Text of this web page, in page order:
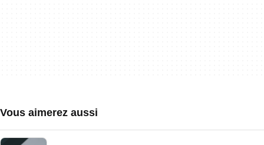
Vous aimerez aussi